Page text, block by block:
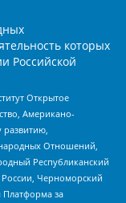
которых
Российской
Открытое
Американо-
развитию,
Отношений,
Республиканский
России, Черноморский
Платформа за